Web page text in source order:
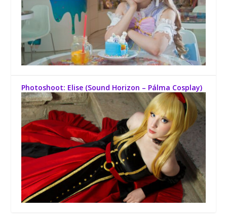
Photoshoot: Elise (Sound Horizon – Pálma Cosplay)